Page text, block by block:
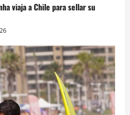
viaja a Chile para sellar su